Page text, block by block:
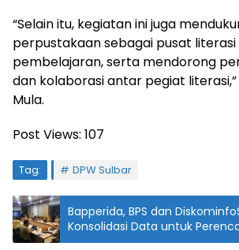
“Selain itu, kegiatan ini juga
perpustakaan sebagai pusat literasi
pembelajaran, serta mendorong
dan kolaborasi antar pegiat
Mula.
Post Views: 107
Tag: DPW Sulbar
Bapperida, BPS dan
Konsolidasi Data untuk
Pembangunan